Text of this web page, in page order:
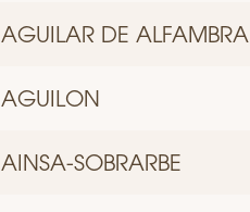
AGUILAR DE ALFAMBRA
AGUILON
AINSA-SOBRARBE